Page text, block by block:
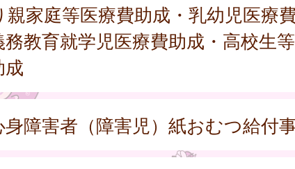
親家庭等医療費助成・乳幼児医療
務教育就学児医療費助成・高校生
成
身障害者（障害児）紙おむつ給付